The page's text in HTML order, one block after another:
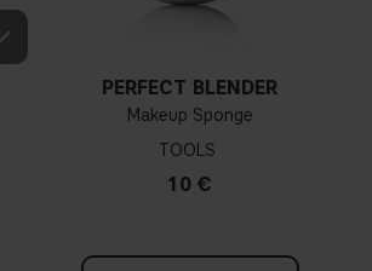
PERFECT BLENDER
Makeup Sponge
TOOLS
10 €